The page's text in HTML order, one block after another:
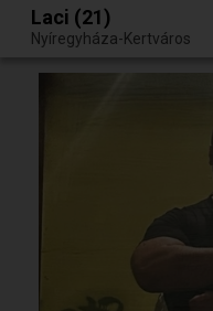
Egy jó randiból bármi lehet.
Laci (21)
Nyíregyháza-Kertváros